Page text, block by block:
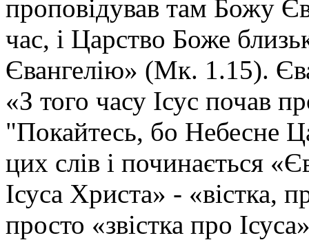
проповідував там Божу
час, і Царство Боже
Євангелію» (Мк. 1.15).
«З того часу Ісус почав
"Покайтесь, бо Небесне
цих слів і починається
Ісуса Христа» - «вістка,
просто «звістка про